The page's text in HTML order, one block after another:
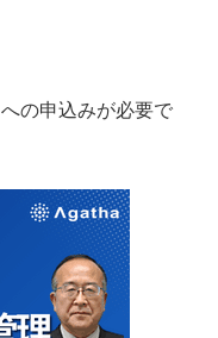
への申込みが必要で